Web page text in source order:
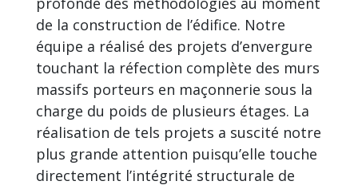
de la construction de l’édifice. Notre
équipe a réalisé des projets d’envergure
touchant la réfection complète des murs
massifs porteurs en maçonnerie sous la
charge du poids de plusieurs étages. La
réalisation de tels projets a suscité notre
plus grande attention puisqu’elle touche
directement l’intégrité structurale de